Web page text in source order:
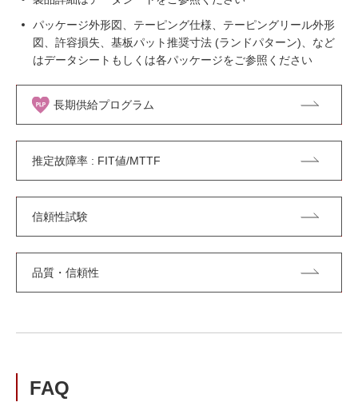
パッケージ外形図、テーピング仕様、テーピングリール外形
図、許容損失、基板パット推奨寸法 (ランドパターン)、など
はデータシートもしくは各パッケージをご参照ください
長期供給プログラム
推定故障率 : FIT値/MTTF
信頼性試験
品質・信頼性
FAQ